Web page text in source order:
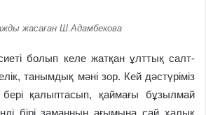
жасаған Ш.Адамбекова
болып келе жатқан ұлттық салт-
танымдық мәні зор. Кей дәстүріміз
қалыптасып, қаймағы бұзылмай
бірі заманның ағымына сай халық